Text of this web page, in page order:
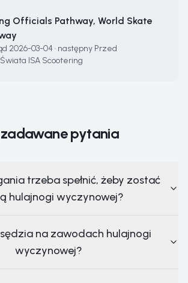
Officials Pathway, World Skate
2026-03-04 · następny Przed
ISA Scootering
pytania
trzeba spełnić, żeby zostać
hulajnogi wyczynowej?
na zawodach hulajnogi
wyczynowej?